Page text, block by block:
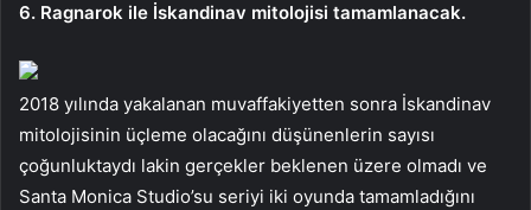
6. Ragnarok ile İskandinav mitolojisi tamamlanacak.
2018 yılında yakalanan muvaffakiyetten sonra İskandinav
mitolojisinin üçleme olacağını düşünenlerin sayısı
çoğunluktaydı lakin gerçekler beklenen üzere olmadı ve
Santa Monica Studio’su seriyi iki oyunda tamamladığını